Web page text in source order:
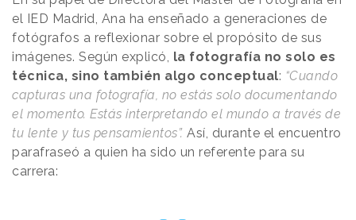
el IED Madrid, Ana ha enseñado a generaciones de
fotógrafos a reflexionar sobre el propósito de sus
imágenes. Según explicó, la fotografía no solo es
técnica, sino también algo conceptual: “Cuando
capturas una fotografía, no estás solo documentando
el momento. Estás interpretando el mundo a través de
tu lente y tus pensamientos”. Así, durante el encuentro
parafraseó a quien ha sido un referente para su
carrera: